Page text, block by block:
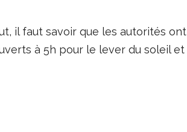
il faut savoir que les autorités ont
à 5h pour le lever du soleil et